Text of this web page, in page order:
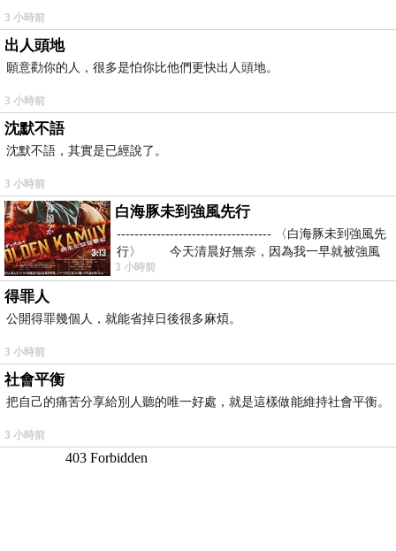
3 小時前
出人頭地
願意勸你的人，很多是怕你比他們更快出人頭地。
3 小時前
沈默不語
沈默不語，其實是已經說了。
3 小時前
白海豚未到強風先行
----------------------------------- 〈白海豚未到強風先
行〉 今天清晨好無奈，因為我一早就被強風
3 小時前
得罪人
公開得罪幾個人，就能省掉日後很多麻煩。
3 小時前
社會平衡
把自己的痛苦分享給別人聽的唯一好處，就是這樣做能維持社會平衡。
3 小時前